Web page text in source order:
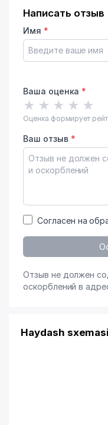
Написать отзыв
Имя *
Ваша оценка *
★ ★ ★ ★ ★
Оценка формирует
Ваш отзыв *
Согласен на
Отзыв не должен
оскорблений в
Haydash sxemasi